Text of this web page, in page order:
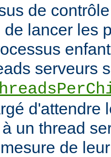
de
de lancer les
serveurs
d'attendre
un thread
de